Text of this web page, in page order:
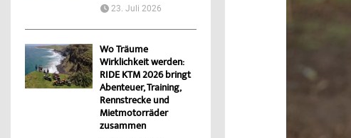
23. Juli 2026
Wo Träume
Wirklichkeit werden:
RIDE KTM 2026 bringt
Abenteuer, Training,
Rennstrecke und
Mietmotorräder
zusammen